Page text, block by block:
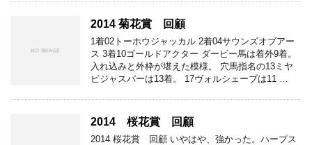
2014 菊花賞 回顧
1着02トーホウジャッカル 2着04サウンズオブアー
ス 3着10ゴールドアクター ダービー馬は着外9着。
入れ込みと外枠が堪えた模様。 穴馬指名の13ミヤ
ビジャスパーは13着。 17ヴォルシェーブは11 …
2014 桜花賞 回顧
2014 桜花賞 回顧 いやはや、強かった。ハープス